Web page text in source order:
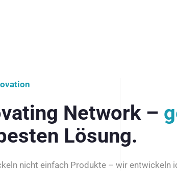
Network –
Lösung.
nicht einfach Produkte – wir entwickeln